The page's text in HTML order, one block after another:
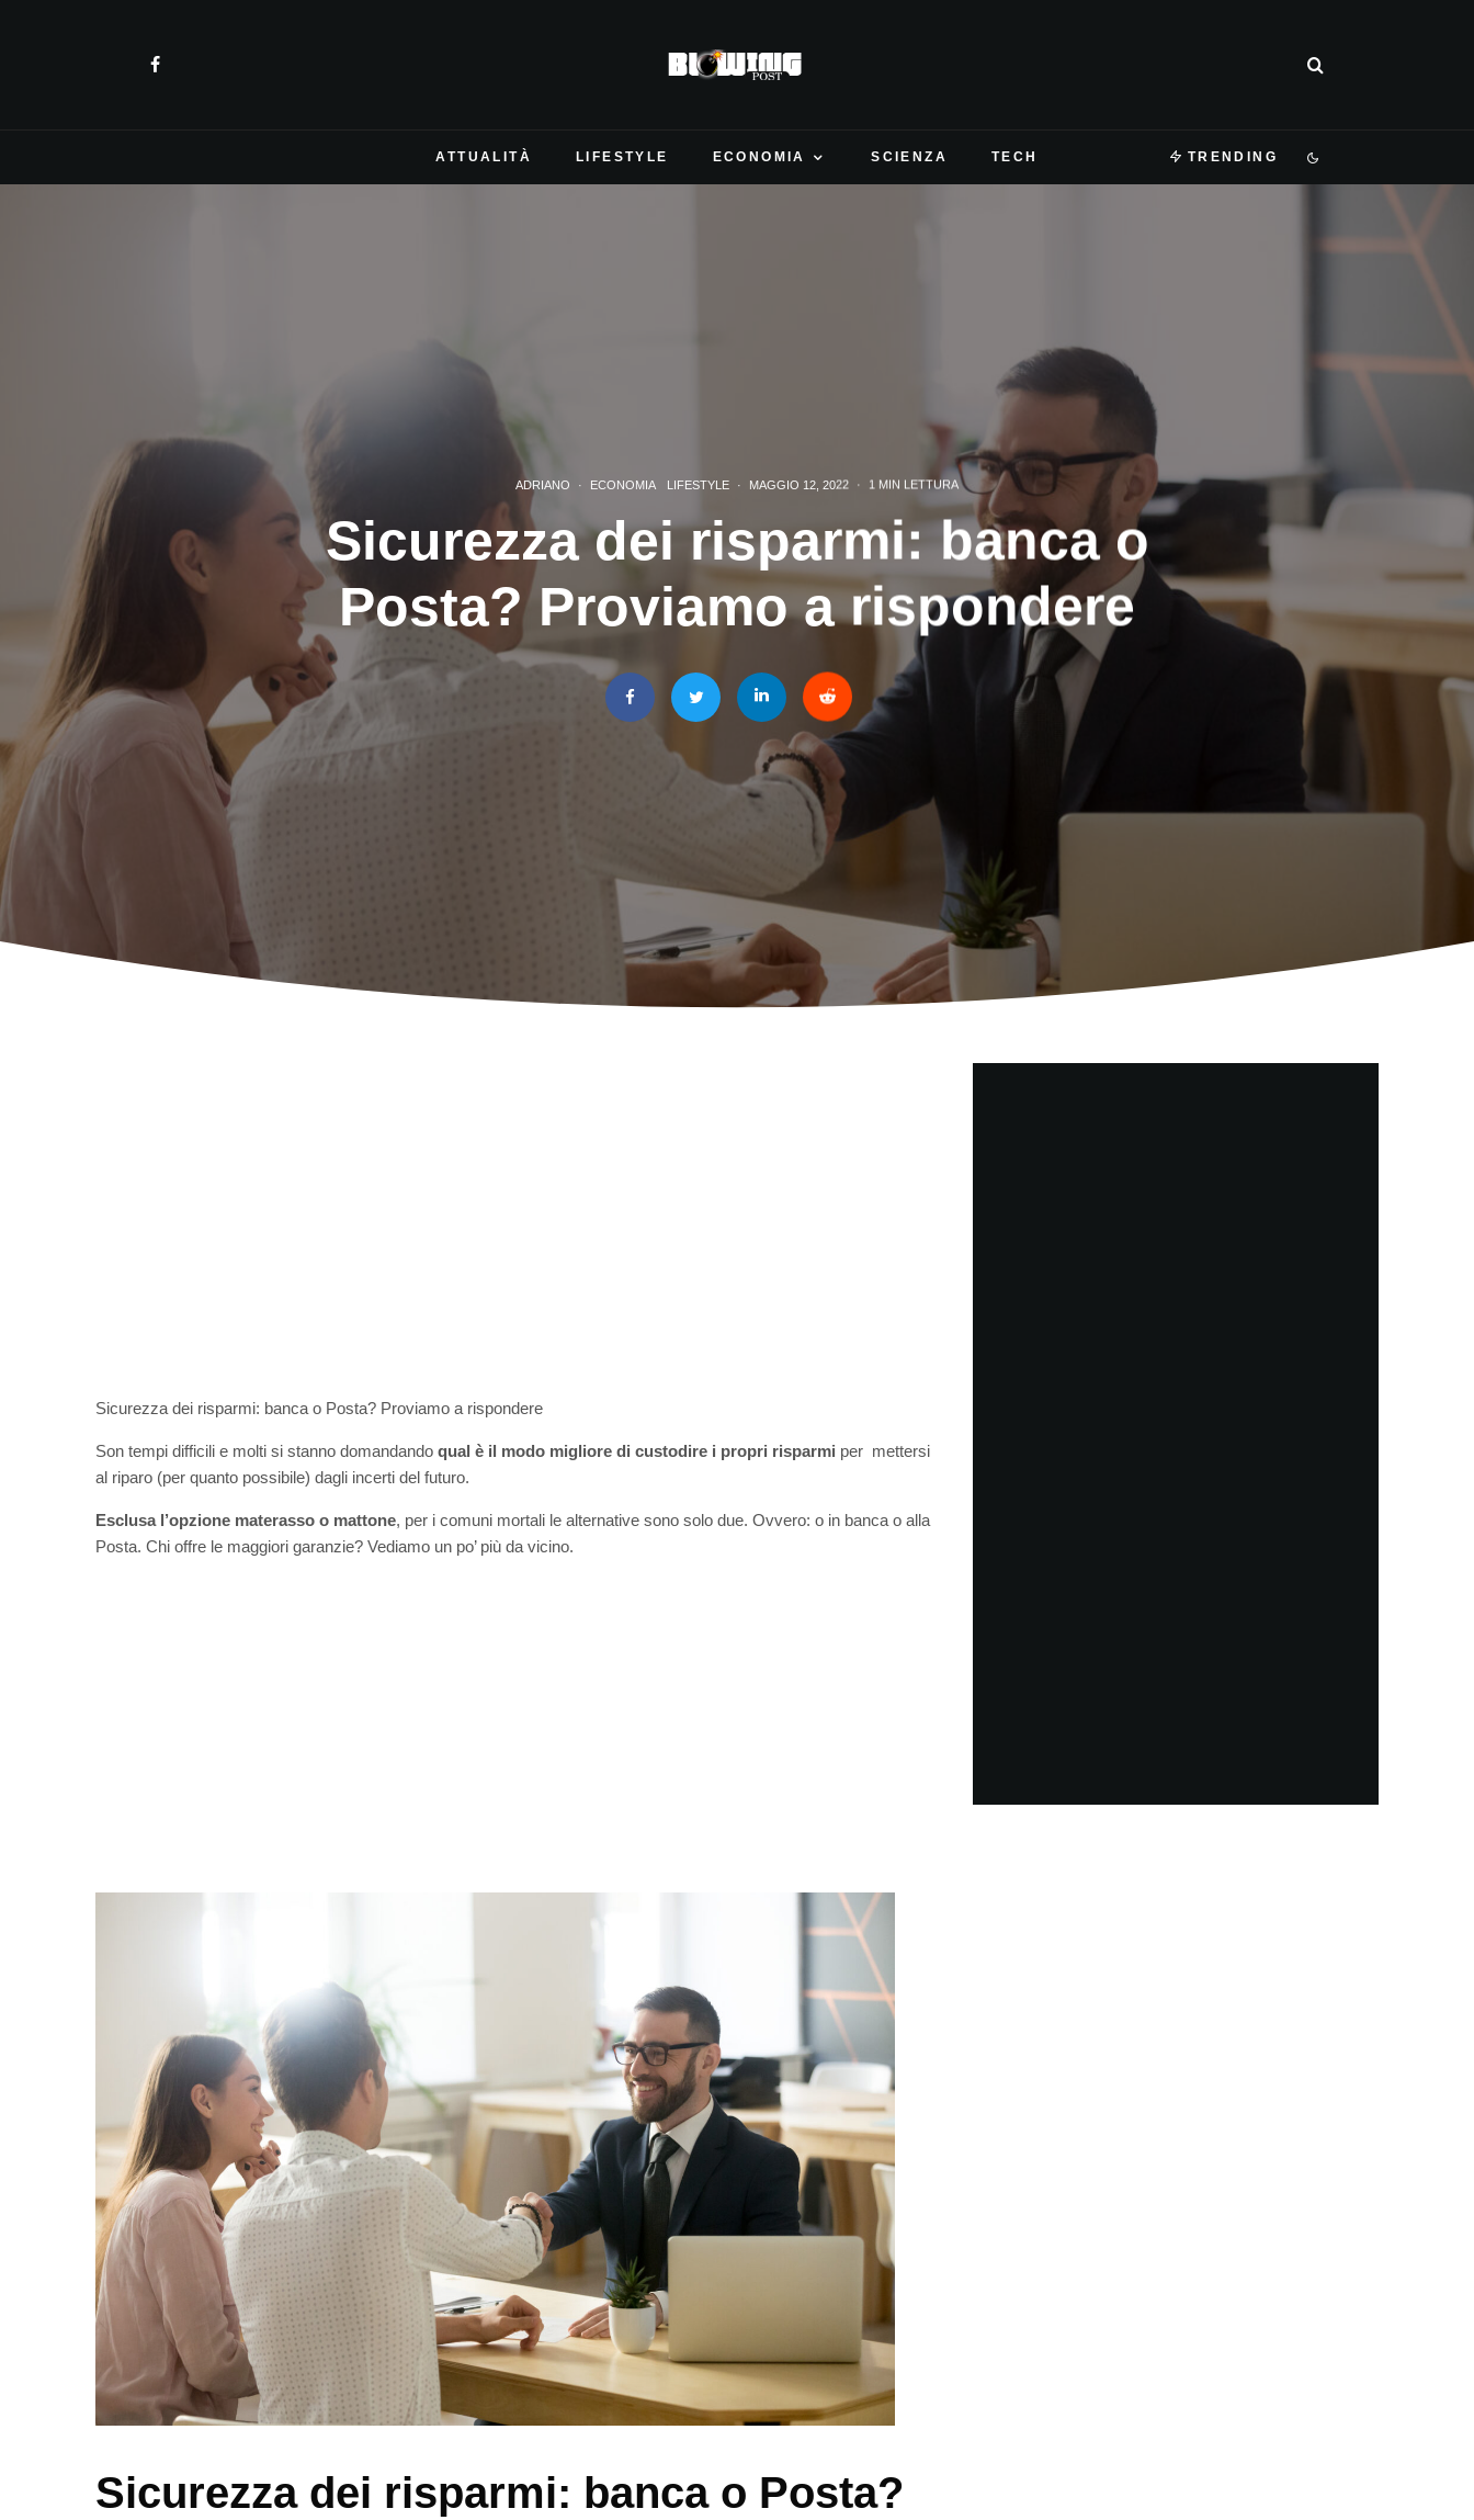
ATTUALITÀ LIFESTYLE ECONOMIA SCIENZA TECH TRENDING
ADRIANO · ECONOMIA LIFESTYLE · MAGGIO 12, 2022 · 1 MIN LETTURA
Sicurezza dei risparmi: banca o
Posta? Proviamo a rispondere
Sicurezza dei risparmi: banca o Posta? Proviamo a rispondere
Son tempi difficili e molti si stanno domandando qual è il modo migliore di custodire i propri risparmi per mettersi
al riparo (per quanto possibile) dagli incerti del futuro.
Esclusa l’opzione materasso o mattone, per i comuni mortali le alternative sono solo due. Ovvero: o in banca o alla
Posta. Chi offre le maggiori garanzie? Vediamo un po’ più da vicino.
Sicurezza dei risparmi: banca o Posta?